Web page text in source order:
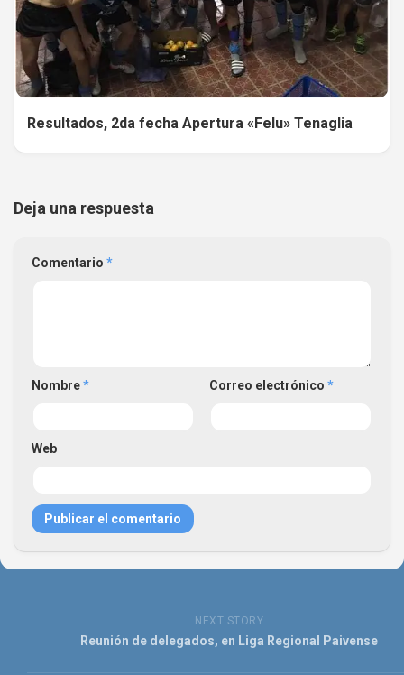
Resultados, 2da fecha Apertura «Felu» Tenaglia
Deja una respuesta
Comentario *
Nombre* Correo electrónico *
Web
NEXT STORY
Reunión de delegados, en Liga Regional Paivense